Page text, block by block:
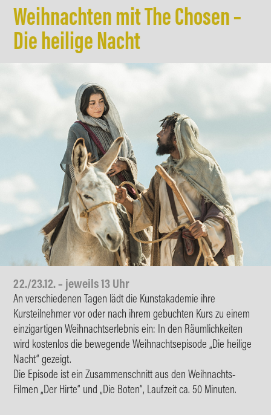
Weihnachten mit The Chosen –
Die heilige Nacht
22./23.12. – jeweils 13 Uhr
An verschiedenen Tagen lädt die Kunstakademie ihre
Kursteilnehmer vor oder nach ihrem gebuchten Kurs zu einem
einzigartigen Weihnachtserlebnis ein: In den Räumlichkeiten
wird kostenlos die bewegende Weihnachtsepisode „Die heilige
Nacht“ gezeigt.
Die Episode ist ein Zusammenschnitt aus den Weihnachts-
Filmen „Der Hirte“ und „Die Boten“, Laufzeit ca. 50 Minuten.